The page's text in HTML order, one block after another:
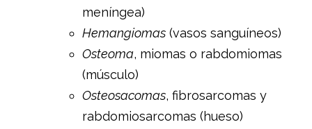
meníngea)
Hemangiomas (vasos sanguíneos)
Osteoma, miomas o rabdomiomas
(músculo)
Osteosacomas, fibrosarcomas y
rabdomiosarcomas (hueso)